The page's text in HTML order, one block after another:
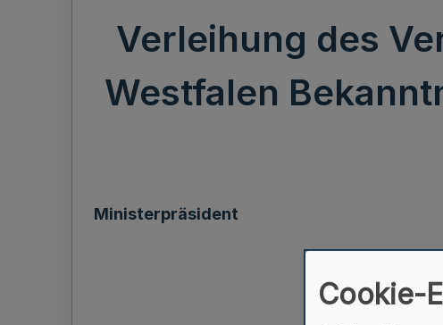
Verleihung des
Westfalen
Ministerpräsident
Cookie-